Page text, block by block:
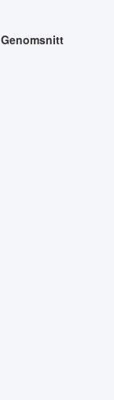
Genomsnitt